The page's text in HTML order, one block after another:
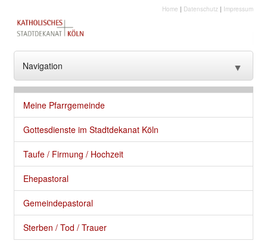
Home | Datenschutz | Impressum
Navigation ▼
??? NavText ???
??? NavText ???
Stadtkirche
Kirche vor Ort
Seelsorge und gute Dienste
Meine Pfarrgemeinde
Gottesdienste im Stadtdekanat Köln
Taufe / Firmung / Hochzeit
Ehepastoral
Gemeindepastoral
Sterben / Tod / Trauer